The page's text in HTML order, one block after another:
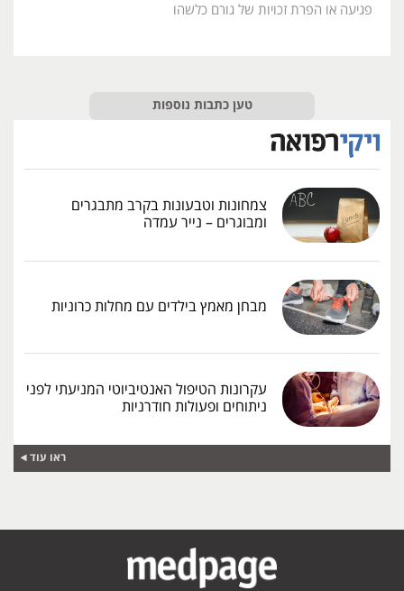
פגיעה או הפרת זכויות של גורם כלשהו
טען כתבות נוספות
צמחונות וטבעונות בקרב מתבגרים
ומבוגרים – נייר עמדה
מבחן מאמץ בילדים עם מחלות כרוניות
עקרונות הטיפול האנטיביוטי המניעתי לפני
ניתוחים ופעולות חודרניות
ראו עוד